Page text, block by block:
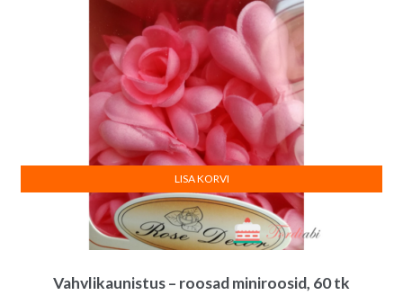
Vahvlikaunistus – roosad miniroosid, 60 tk
LISA KORVI